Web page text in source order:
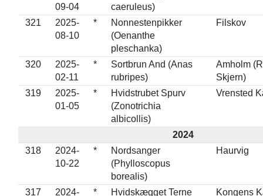
09-04
caeruleus)
321
2025-
08-10
*
Nonnestenpikker
(Oenanthe
pleschanka)
Filskov
320
2025-
02-11
*
Sortbrun And (Anas
rubripes)
Amholm
Skjern)
319
2025-
01-05
*
Hvidstrubet Spurv
(Zonotrichia
albicollis)
Vrensted
2024
318
2024-
10-22
*
Nordsanger
(Phylloscopus
borealis)
Haurvig
317
2024-
*
Hvidskægget Terne
Kongens